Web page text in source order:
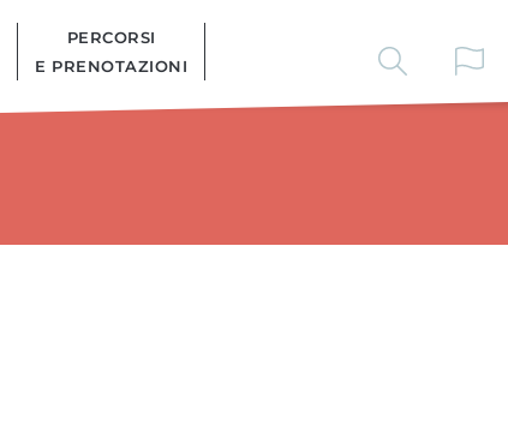
PERCORSI
E PRENOTAZIONI